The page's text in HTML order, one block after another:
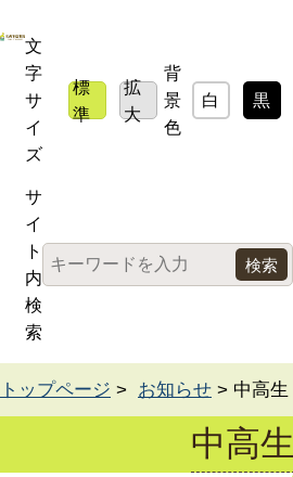
文
字
サ
イ
ズ
標
準
拡
大
背
景
色
白 黒
サ
イ
ト
内
検
索
トップページ > お知らせ > 中高生
中高生